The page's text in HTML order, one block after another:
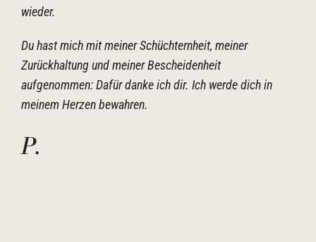
wieder.
Du hast mich mit meiner Schüchternheit, meiner
Zurückhaltung und meiner Bescheidenheit
aufgenommen: Dafür danke ich dir. Ich werde dich in
meinem Herzen bewahren.
P.